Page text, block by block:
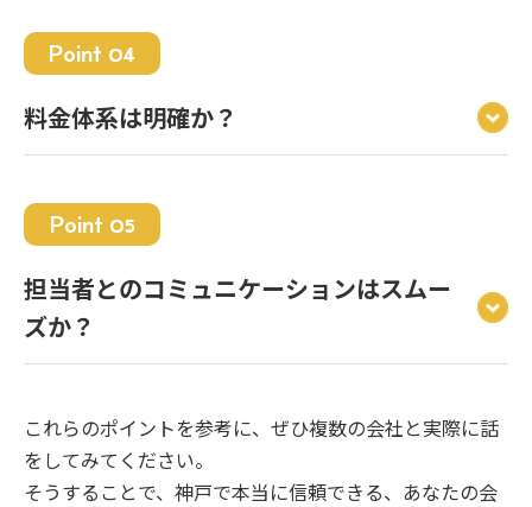
Point 04
料金体系は明確か？
Point 05
担当者とのコミュニケーションはスムー
ズか？
これらのポイントを参考に、ぜひ複数の会社と実際に話
をしてみてください。
そうすることで、神戸で本当に信頼できる、あなたの会